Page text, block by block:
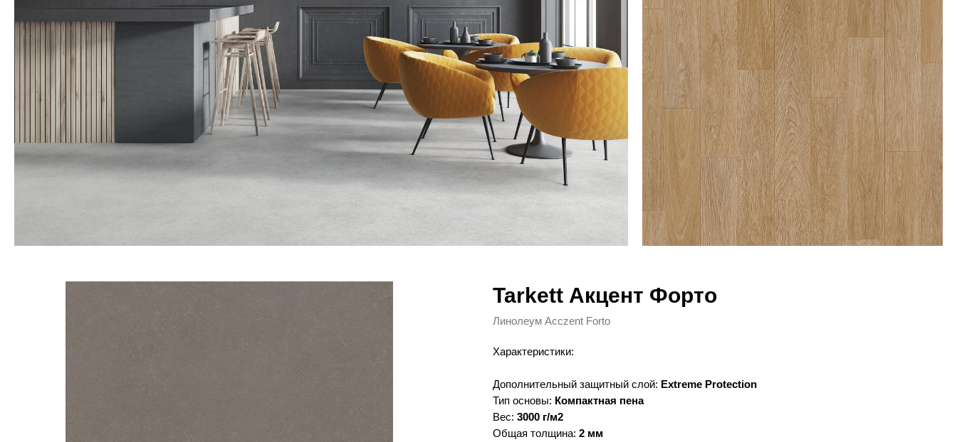
Tarkett Акцент Форто
Линолеум Acczent Forto
Характеристики:
Дополнительный защитный слой: Extreme Protection
Тип основы: Компактная пена
Вес: 3000 г/м2
Общая толщина: 2 мм